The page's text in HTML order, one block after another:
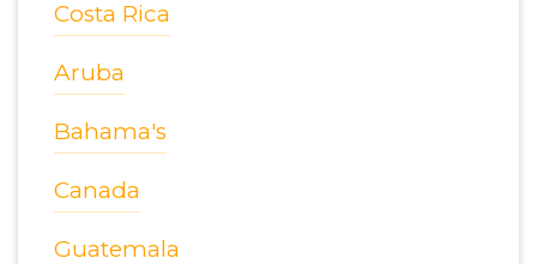
Costa Rica
Aruba
Bahama's
Canada
Guatemala